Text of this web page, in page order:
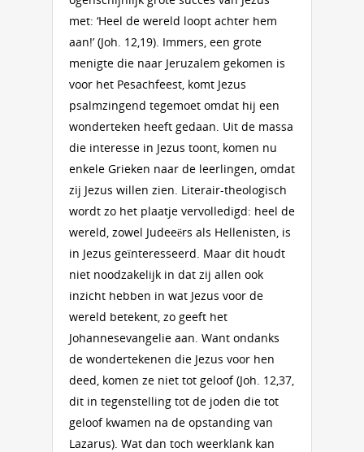
met: ‘Heel de wereld loopt achter hem
aan!’ (Joh. 12,19). Immers, een grote
menigte die naar Jeruzalem gekomen is
voor het Pesachfeest, komt Jezus
psalmzingend tegemoet omdat hij een
wonderteken heeft gedaan. Uit de massa
die interesse in Jezus toont, komen nu
enkele Grieken naar de leerlingen, omdat
zij Jezus willen zien. Literair-theologisch
wordt zo het plaatje vervolledigd: heel de
wereld, zowel Judeeërs als Hellenisten, is
in Jezus geïnteresseerd. Maar dit houdt
niet noodzakelijk in dat zij allen ook
inzicht hebben in wat Jezus voor de
wereld betekent, zo geeft het
Johannesevangelie aan. Want ondanks
de wondertekenen die Jezus voor hen
deed, komen ze niet tot geloof (Joh. 12,37,
dit in tegenstelling tot de joden die tot
geloof kwamen na de opstanding van
Lazarus). Wat dan toch weerklank kan